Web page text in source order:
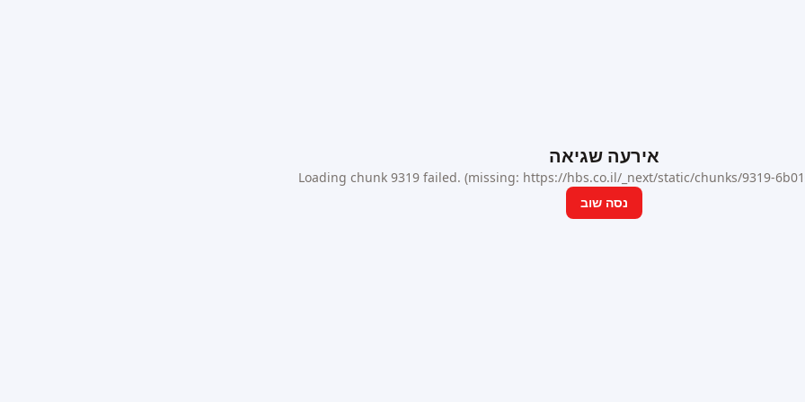
אירעה שגיאה
Loading chunk 9319 failed. (missing: https://hbs.co.il/_next/static/chunks/9319-
נסה שוב